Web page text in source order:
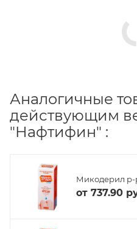
Аналогичные
действующим
"Нафтифин" :
Микодерил р-
от 737.90